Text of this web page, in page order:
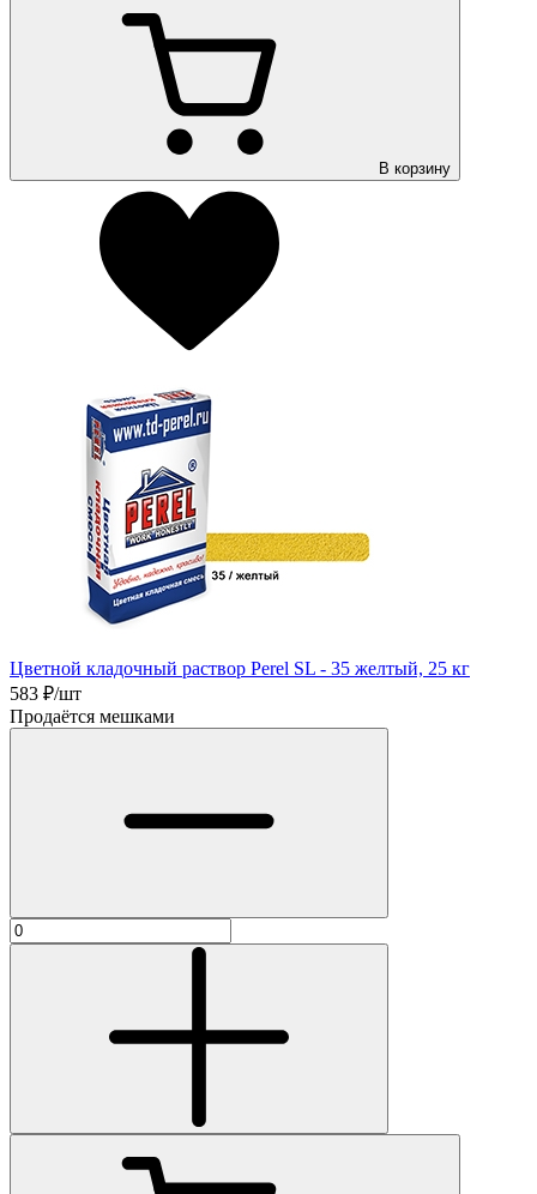
В корзину
Цветной кладочный раствор Perel SL - 35 желтый, 25 кг
583 ₽/шт
Продаётся мешками